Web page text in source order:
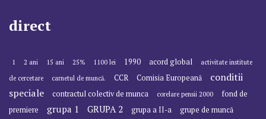
direct
1 2 ani 15 ani 25% 1100 lei 1990 acord global
activitate institute
de cercetare
carnetul de muncă. CCR Comisia Europeană
conditii
speciale
contractul colectiv de munca corelare pensii 2000
fond de
premiere
grupa 1 GRUPA 2 grupa a II-a grupe de muncă